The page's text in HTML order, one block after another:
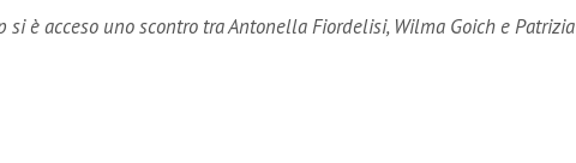
si è acceso uno scontro tra Antonella Fiordelisi, Wilma Goich e Patrizia